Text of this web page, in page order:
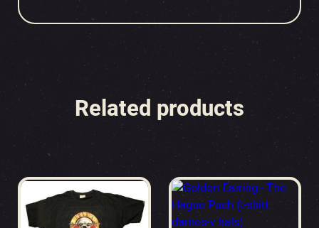
Related products